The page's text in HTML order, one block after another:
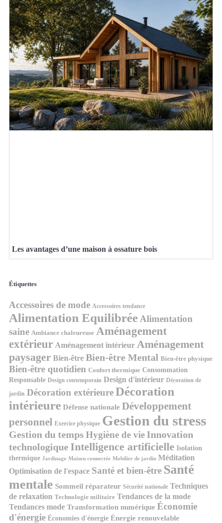
Les avantages d’une maison à ossature bois
Étiquettes
Accessoires de mode Accessoires tendance
Alimentation Equilibrée Alimentation
saine Ambiance chaleureuse Aménagement
extérieur Aménagement intérieur Aménagement
paysager Bien-être Bien-être Mental Bien-être physique
Bien-être quotidien Confort thermique Consommation
Responsable Design contemporain Design d'intérieur Décoration de
jardin Décoration extérieureDécoration
intérieure Défense nationale Développement
personnel Exercice physique Gestion du stress
Gestion du temps Hygiène de vie Innovation
technologique Intelligence artificielle Isolation
thermique Jardinage Maison connectée Mobilier de jardin Méditation
Optimisation de l'espace Santé et bien-être Santé
mentale Sommeil réparateur Sécurité nationale Techniques
de relaxation Technologie militaire Tendances de la mode
Tendances mode Transformation numérique Économie
d'énergie Économies d'énergie Énergie renouvelable